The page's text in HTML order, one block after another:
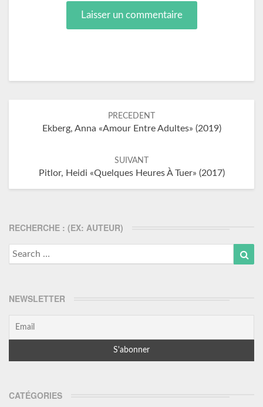
PRECEDENT
Ekberg, Anna «Amour Entre Adultes» (2019)
SUIVANT
Pitlor, Heidi «Quelques Heures À Tuer» (2017)
RECHERCHE : (EX: AUTEUR)
Search
for:
NEWSLETTER
CATÉGORIES